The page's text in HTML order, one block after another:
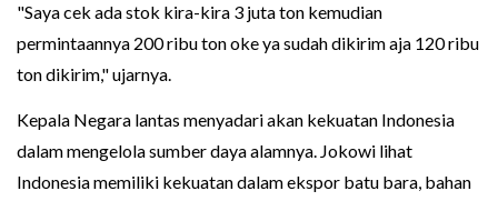
"Saya cek ada stok kira-kira 3 juta ton kemudian
permintaannya 200 ribu ton oke ya sudah dikirim aja 120 ribu
ton dikirim," ujarnya.
Kepala Negara lantas menyadari akan kekuatan Indonesia
dalam mengelola sumber daya alamnya. Jokowi lihat
Indonesia memiliki kekuatan dalam ekspor batu bara, bahan